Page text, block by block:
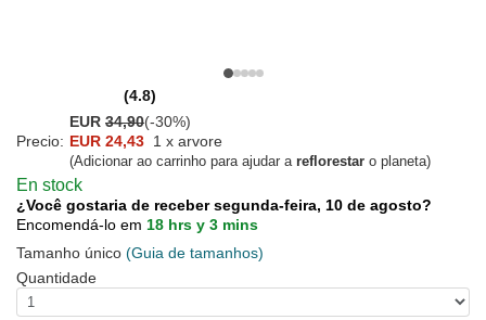
(4.8)
EUR 34,90(-30%)
Precio: EUR 24,43 1 x arvore
(Adicionar ao carrinho para ajudar a reflorestar o planeta)
En stock
¿Você gostaria de receber segunda-feira, 10 de agosto?
Encomendá-lo em 18 hrs y 3 mins
Tamanho único (Guia de tamanhos)
Quantidade